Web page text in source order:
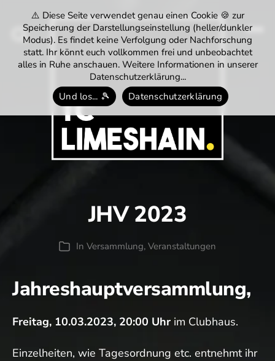
e.V.
JHV 2023
Kategorien
In Versammlung, Veranstaltungen
Jahreshauptversammlung,
Freitag, 10.03.2023, 20:00 Uhr im Clubhaus.
Einzelheiten, wie Tagesordnung etc. entnehmt ihr
⚠️ Diese Seite verwendet genau einen Cookie 🍪 zur
Speicherung der Darstellungseinstellung (heller/dunkler
Modus). Es findet keine Verfolgung oder Nachforschung
statt. Ihr könnt euch vollkommen frei und unbeobachtet
alles in Ruhe anschauen. Weitere Informationen in unserer
Datenschutzerklärung...
Und los... 🎾
Datenschutzerklärung